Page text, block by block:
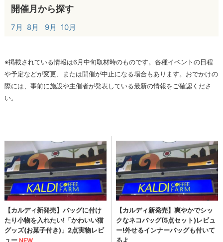
開催月から探す
7月 8月 9月 10月
※掲載されている情報は6月中旬取材時のものです。各種イベントの日程
や予定などが変更、または開催が中止になる場合もあります。おでかけの
際には、事前に施設や主催者が発表している最新の情報をご確認くださ
い。